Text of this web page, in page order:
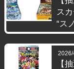
ス
“ス
2026/
【